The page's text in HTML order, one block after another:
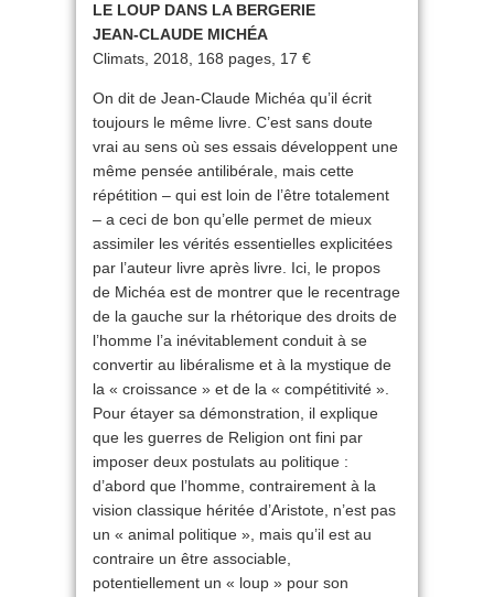
LE LOUP DANS LA BERGERIE
JEAN-CLAUDE MICHÉA
Climats, 2018, 168 pages, 17 €
On dit de Jean-Claude Michéa qu’il écrit
toujours le même livre. C’est sans doute
vrai au sens où ses essais développent une
même pensée antilibérale, mais cette
répétition – qui est loin de l’être totalement
– a ceci de bon qu’elle permet de mieux
assimiler les vérités essentielles explicitées
par l’auteur livre après livre. Ici, le propos
de Michéa est de montrer que le recentrage
de la gauche sur la rhétorique des droits de
l’homme l’a inévitablement conduit à se
convertir au libéralisme et à la mystique de
la « croissance » et de la « compé­titivité ».
Pour étayer sa démonstration, il explique
que les guerres de Religion ont fini par
imposer deux postulats au politique :
d’abord que l’homme, contrairement à la
vision classique héritée d’Aristote, n’est pas
un « animal politique », mais qu’il est au
contraire un être associable,
potentiellement un « loup » pour son